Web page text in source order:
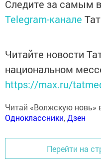
Следите за самым
Telegram-канале
Читайте новости
национальном
https://max.ru/
Читай «Волжскую новь»
Одноклассники,Дзен
Перейти на